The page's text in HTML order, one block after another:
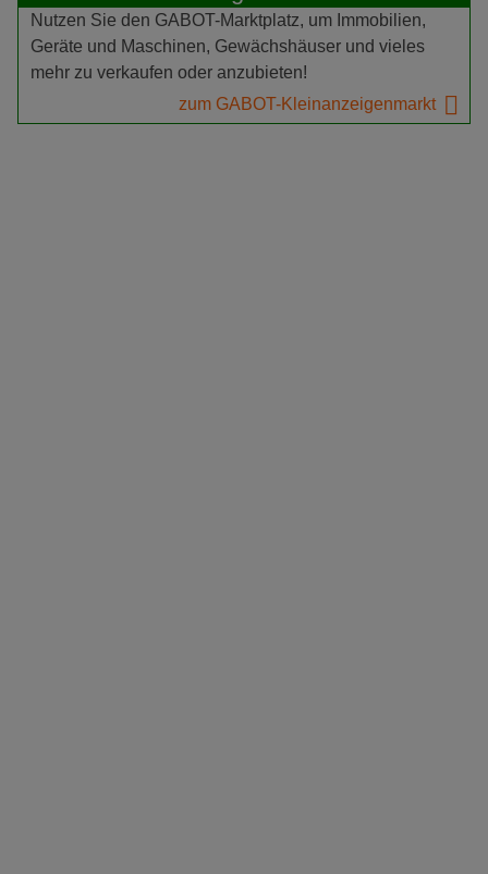
Nutzen Sie den GABOT-Marktplatz, um Immobilien,
Geräte und Maschinen, Gewächshäuser und vieles
mehr zu verkaufen oder anzubieten!
zum GABOT-Kleinanzeigenmarkt